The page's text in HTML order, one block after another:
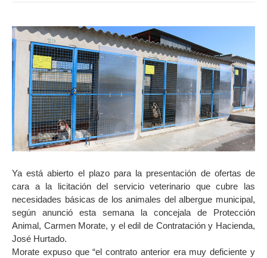
Ya está abierto el plazo para la presentación de ofertas de
cara a la licitación del servicio veterinario que cubre las
necesidades básicas de los animales del albergue municipal,
según anunció esta semana la concejala de Protección
Animal, Carmen Morate, y el edil de Contratación y Hacienda,
José Hurtado.
Morate expuso que “el contrato anterior era muy deficiente y